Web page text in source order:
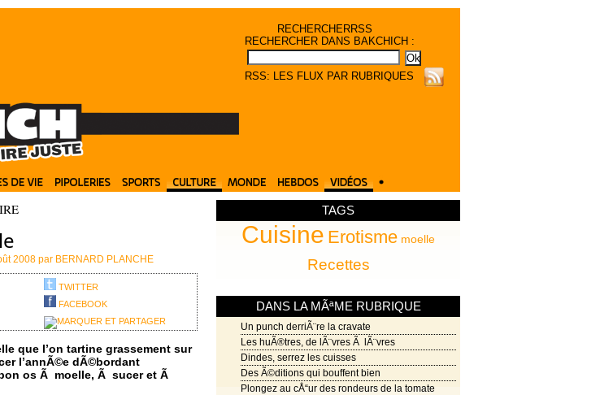
RECHERCHERRSS
RECHERCHER DANS BAKCHICH :
RSS: LES FLUX PAR RUBRIQUES
TAGS
Cuisine
(44/44) Erotisme
(23/44) moelle
(1/44)
Recettes
DANS LA MÃªME RUBRIQUE
Un punch derriÃ¨re la cravate
Les huÃ®tres, de lÃ¨vres Ã lÃ¨vres
Dindes, serrez les cuisses
Des Ã©ditions qui bouffent bien
Plongez au cÅ“ur des rondeurs de la tomate
2008 par BERNARD PLANCHE
TWITTER
FACEBOOK
que l’on tartine grassement sur
l’annÃ©e dÃ©bordant
os Ã moelle, Ã sucer et Ã